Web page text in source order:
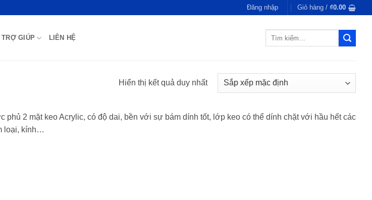
Đăng nhập Giỏ hàng / ₫0.00
TRỢ GIÚP LIÊN HỆ
Tìm
Hiển thị kết quả duy nhất
phủ 2 mặt keo Acrylic, có độ dai, bền với sự bám dính tốt, lớp keo có thể dính chặt với hầu hết các
loại, kính…